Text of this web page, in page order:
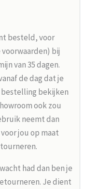
besteld, voor
bij
van 35 dagen.
de dag dat je
bekijken
ook zou
neemt dan
jou op maat
had dan ben je
Je dient